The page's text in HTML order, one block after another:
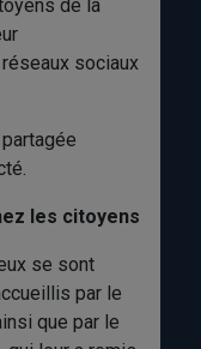
de la
sociaux
les citoyens
se sont
par le
que par le